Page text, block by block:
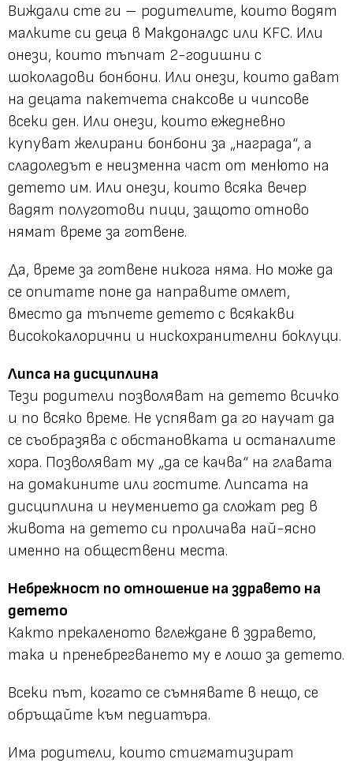
Виждали сте ги – родителите, които водят
малките си деца в Макдоналдс или KFC. Или
онези, които тъпчат 2-годишни с
шоколадови бонбони. Или онези, които дават
на децата пакетчета снаксове и чипсове
всеки ден. Или онези, които ежедневно
купуват желирани бонбони за „награда“, а
сладоледът е неизменна част от менюто на
детето им. Или онези, които всяка вечер
вадят полуготови пици, защото отново
нямат време за готвене.
Да, време за готвене никога няма. Но може да
се опитате поне да направите омлет,
вместо да тъпчете детето с всякакви
висококалорични и нискохранителни боклуци.
Липса на дисциплина
Тези родители позволяват на детето всичко
и по всяко време. Не успяват да го научат да
се съобразява с обстановката и останалите
хора. Позволяват му „да се качва“ на главата
на домакините или гостите. Липсата на
дисциплина и неумението да сложат ред в
живота на детето си проличава най-ясно
именно на обществени места.
Небрежност по отношение на здравето на
детето
Както прекаленото вглеждане в здравето,
така и пренебрегването му е лошо за детето.
Всеки път, когато се съмнявате в нещо, се
обръщайте към педиатъра.
Има родители, които стигматизират